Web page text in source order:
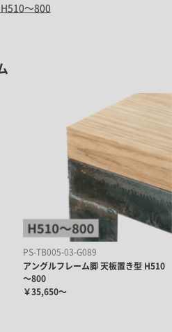
～800
PS-TB005-03-G089
アングルフレーム脚 天板置き型 H510
～800
￥35,650～